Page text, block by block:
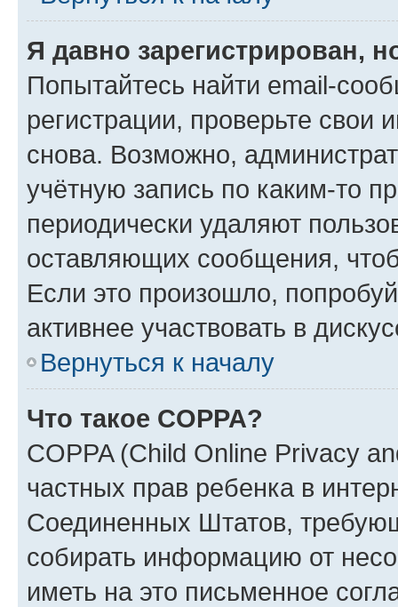
Я давно зарегистрирован,
Попытайтесь найти email-
регистрации, проверьте свои
снова. Возможно,
учётную запись по каким-то
периодически удаляют
оставляющих сообщения,
Если это произошло,
активнее участвовать в
Вернуться к началу
Что такое COPPA?
COPPA (Child Online Privacy
частных прав ребенка в
Соединенных Штатов,
собирать информацию от
иметь на это письменное